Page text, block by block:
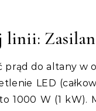
linii:
prąd do altany
LED
1000 W (1 kW).